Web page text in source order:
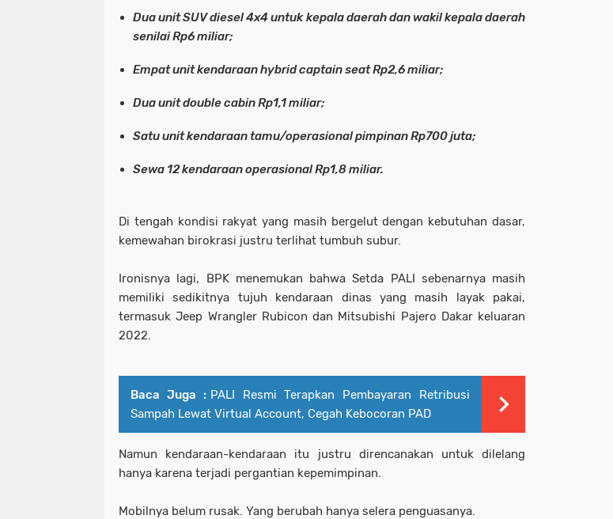
Dua unit SUV diesel 4x4 untuk kepala daerah dan wakil kepala daerah
senilai Rp6 miliar;
Empat unit kendaraan hybrid captain seat Rp2,6 miliar;
Dua unit double cabin Rp1,1 miliar;
Satu unit kendaraan tamu/operasional pimpinan Rp700 juta;
Sewa 12 kendaraan operasional Rp1,8 miliar.
Di tengah kondisi rakyat yang masih bergelut dengan kebutuhan dasar,
kemewahan birokrasi justru terlihat tumbuh subur.
Ironisnya lagi, BPK menemukan bahwa Setda PALI sebenarnya masih
memiliki sedikitnya tujuh kendaraan dinas yang masih layak pakai,
termasuk Jeep Wrangler Rubicon dan Mitsubishi Pajero Dakar keluaran
2022.
Baca Juga : PALI Resmi Terapkan Pembayaran Retribusi
Sampah Lewat Virtual Account, Cegah Kebocoran PAD
Namun kendaraan-kendaraan itu justru direncanakan untuk dilelang
hanya karena terjadi pergantian kepemimpinan.
Mobilnya belum rusak. Yang berubah hanya selera penguasanya.